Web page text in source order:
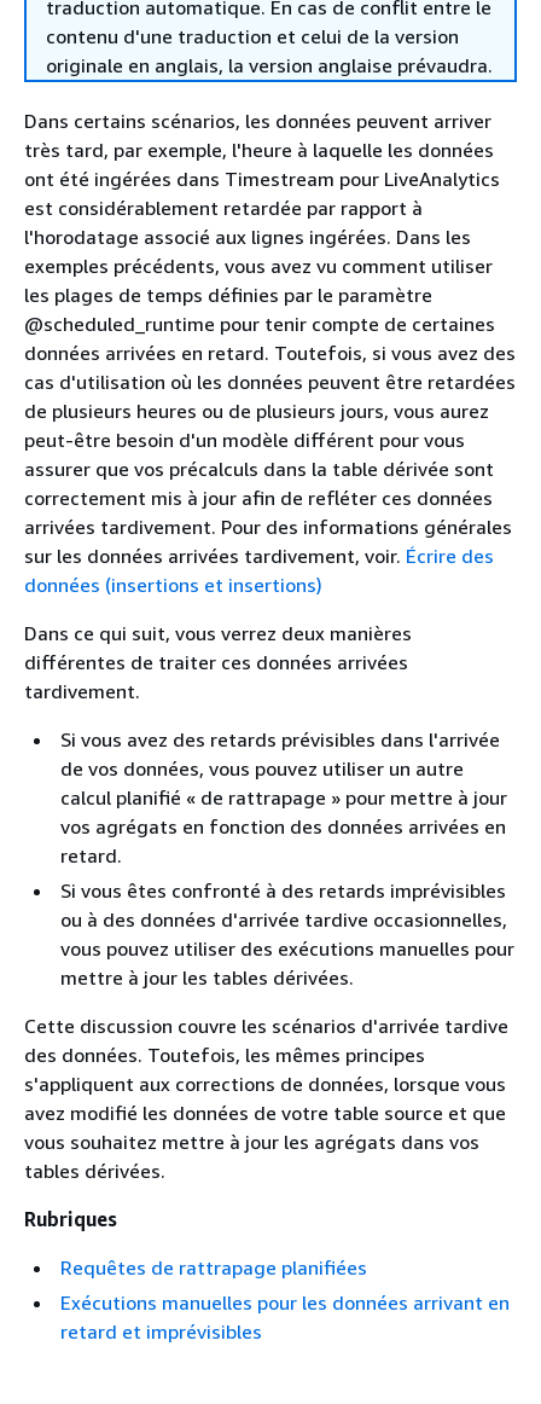
traduction automatique. En cas de conflit entre le
contenu d'une traduction et celui de la version
originale en anglais, la version anglaise prévaudra.
Dans certains scénarios, les données peuvent arriver
très tard, par exemple, l'heure à laquelle les données
ont été ingérées dans Timestream pour LiveAnalytics
est considérablement retardée par rapport à
l'horodatage associé aux lignes ingérées. Dans les
exemples précédents, vous avez vu comment utiliser
les plages de temps définies par le paramètre
@scheduled_runtime pour tenir compte de certaines
données arrivées en retard. Toutefois, si vous avez des
cas d'utilisation où les données peuvent être retardées
de plusieurs heures ou de plusieurs jours, vous aurez
peut-être besoin d'un modèle différent pour vous
assurer que vos précalculs dans la table dérivée sont
correctement mis à jour afin de refléter ces données
arrivées tardivement. Pour des informations générales
sur les données arrivées tardivement, voir. Écrire des
données (insertions et insertions)
Dans ce qui suit, vous verrez deux manières
différentes de traiter ces données arrivées
tardivement.
Si vous avez des retards prévisibles dans l'arrivée
de vos données, vous pouvez utiliser un autre
calcul planifié « de rattrapage » pour mettre à jour
vos agrégats en fonction des données arrivées en
retard.
Si vous êtes confronté à des retards imprévisibles
ou à des données d'arrivée tardive occasionnelles,
vous pouvez utiliser des exécutions manuelles pour
mettre à jour les tables dérivées.
Cette discussion couvre les scénarios d'arrivée tardive
des données. Toutefois, les mêmes principes
s'appliquent aux corrections de données, lorsque vous
avez modifié les données de votre table source et que
vous souhaitez mettre à jour les agrégats dans vos
tables dérivées.
Rubriques
Requêtes de rattrapage planifiées
Exécutions manuelles pour les données arrivant en
retard et imprévisibles